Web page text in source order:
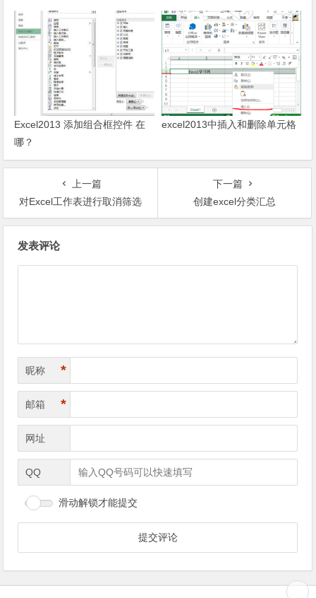
Excel2013 添加组合框控件 在
哪？
excel2013中插入和删除单元格
上一篇
对Excel工作表进行取消筛选
下一篇
创建excel分类汇总
发表评论
昵称 *
邮箱 *
网址
QQ
滑动解锁才能提交